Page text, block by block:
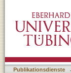
Publikationsdienste